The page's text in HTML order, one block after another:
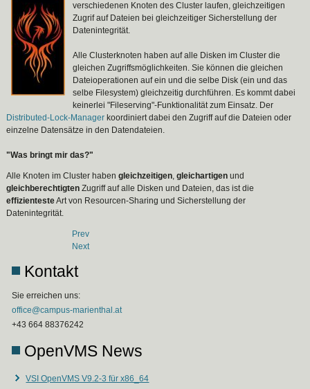
verschiedenen Knoten des Cluster laufen, gleichzeitigen
Zugrif auf Dateien bei gleichzeitiger Sicherstellung der
Datenintegrität.
Alle Clusterknoten haben auf alle Disken im Cluster die
gleichen Zugriffsmöglichkeiten. Sie können die gleichen
Dateioperationen auf ein und die selbe Disk (ein und das
selbe Filesystem) gleichzeitig durchführen. Es kommt dabei
keinerlei "Fileserving"-Funktionalität zum Einsatz. Der
Distributed-Lock-Manager koordiniert dabei den Zugriff auf die Dateien oder
einzelne Datensätze in den Datendateien.
"Was bringt mir das?"
Alle Knoten im Cluster habengleichzeitigen,gleichartigen und
gleichberechtigten Zugriff auf alle Disken und Dateien, das ist die
effizientesteArt von Resourcen-Sharing und Sicherstellung der
Datenintegrität.
Prev
Next
Kontakt
Sie erreichen uns:
office@campus-marienthal.at
+43 664 88376242
OpenVMS News
VSI OpenVMS V9.2-3 für x86_64